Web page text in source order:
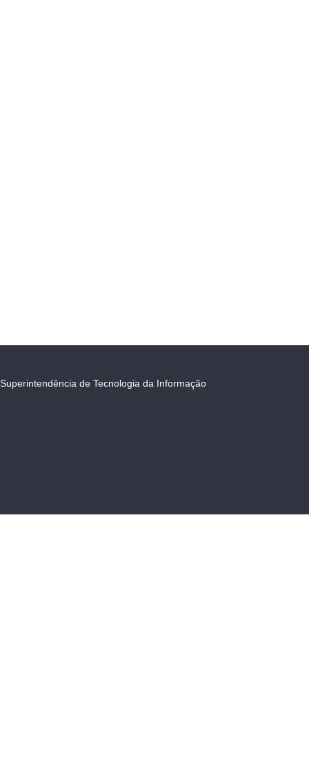
Superintendência de Tecnologia da Informação